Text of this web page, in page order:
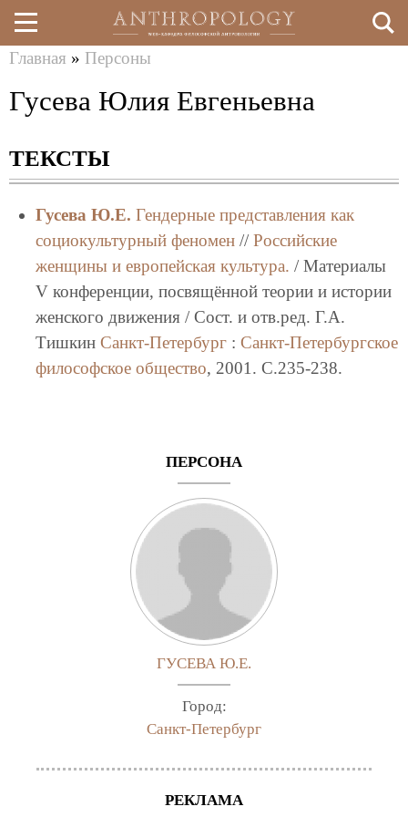
Перейти
к
содержанию
здесь
Главная » Персоны
Гусева Юлия Евгеньевна
ТЕКСТЫ
Гусева Ю.Е. Гендерные представления как
социокультурный феномен// Российские
женщины и европейская культура. / Материалы
V конференции, посвящённой теории и истории
женского движения / Сост. и отв.ред. Г.А.
Тишкин Санкт-Петербург: Санкт-Петербургское
философское общество, 2001. C.235-238.
ПЕРСОНА
ГУСЕВА Ю.Е.
Город:
Санкт-Петербург
РЕКЛАМА